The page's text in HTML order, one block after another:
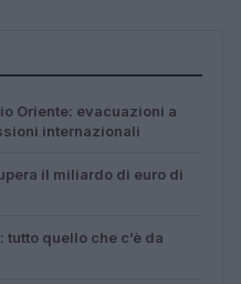
Oriente: evacuazioni a
internazionali
il miliardo di euro di
quello che c’è da